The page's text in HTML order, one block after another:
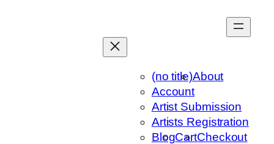
(no title)About
Account
Artist Submission
Artists Registration
BlogCartCheckout